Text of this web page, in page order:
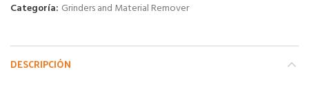
Categoría: Grinders and Material Remover
DESCRIPCIÓN